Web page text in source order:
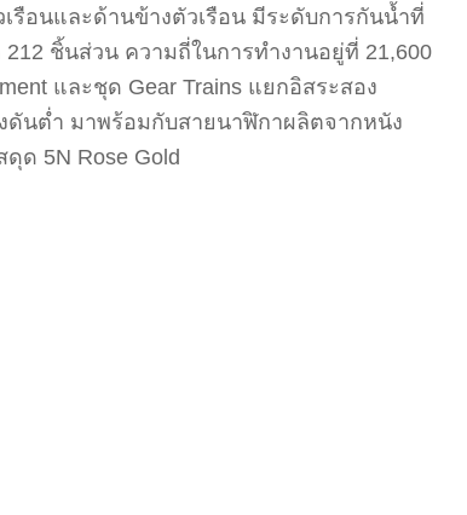
รือนและด้านข้างตัวเรือน มีระดับการกันน้ำที่
ชิ้นส่วน ความถี่ในการทำงานอยู่ที่ 21,600
และชุด Gear Trains แยกอิสระสอง
ดันต่ำ มาพร้อมกับสายนาฬิกาผลิตจากหนัง
ด 5N Rose Gold